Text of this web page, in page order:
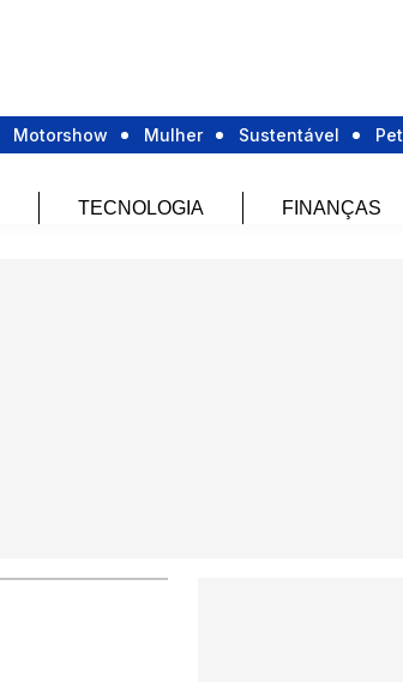
Motorshow Mulher Sustentável Pet
TECNOLOGIA FINANÇAS